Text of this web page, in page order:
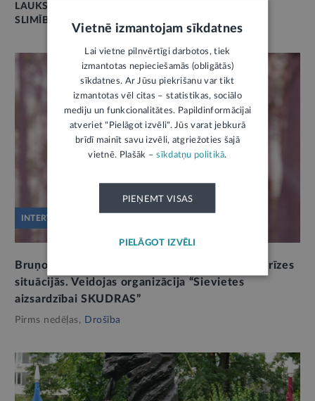
LAUKSAIMNIECĪBAS DZĪVNIEKI
SLIMĪBA
INTERVIJA
Bruņoties ar zināšanām un prasmēm rīkoties krīzes
situācijās. Veidojas organizācija “Sievietes
aizsardzībai SKUDRAS”
Pirms nedēļas, Drošība
Vietnē izmantojam sīkdatnes
Lai vietne pilnvērtīgi darbotos, tiek
izmantotas nepieciešamās (obligātās)
sīkdatnes. Ar Jūsu piekrišanu var tikt
izmantotas vēl citas – statistikas, sociālo
mediju un funkcionalitātes. Papildinformācijai
atveriet "Pielāgot izvēli". Jūs varat jebkurā
brīdī mainīt savu izvēli, atgriežoties šajā
vietnē. Plašāk –sīkdatņu politikā.
PIEŅEMT VISAS
PIELĀGOT IZVĒLI